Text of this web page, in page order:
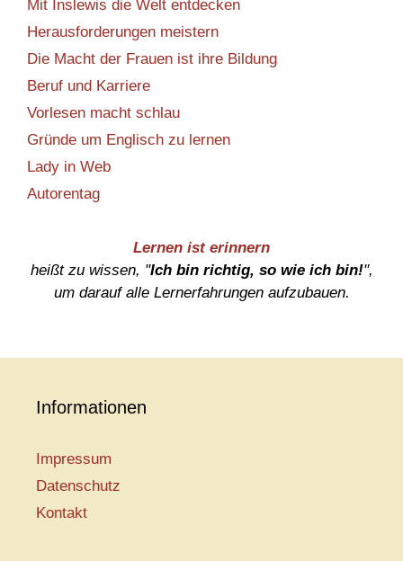
Mit Inslewis die Welt entdecken
Herausforderungen meistern
Die Macht der Frauen ist ihre Bildung
Beruf und Karriere
Vorlesen macht schlau
Gründe um Englisch zu lernen
Lady in Web
Autorentag
Lernen ist erinnern
heißt zu wissen, "Ich bin richtig, so wie ich bin!",
um darauf alle Lernerfahrungen aufzubauen.
Informationen
Impressum
Datenschutz
Kontakt